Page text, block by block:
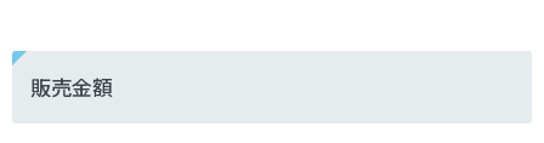
販売金額